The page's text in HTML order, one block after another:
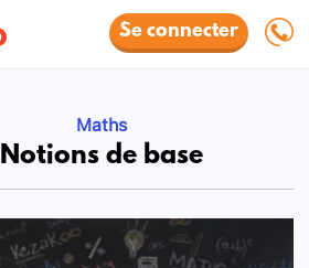
Se connecter
Maths
Notions de base